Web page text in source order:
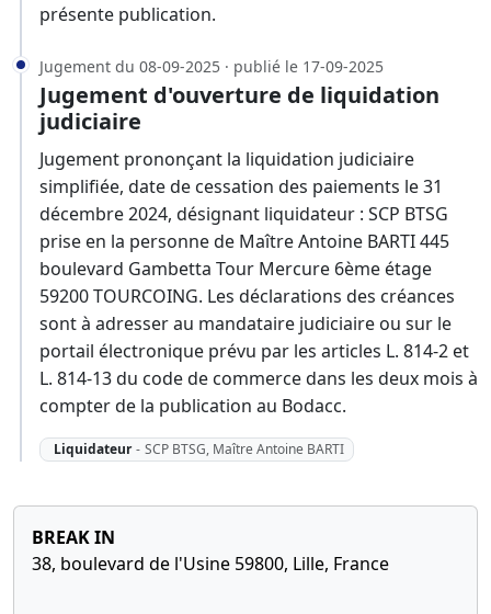
présente publication.
Jugement du 08-09-2025 · publié le 17-09-2025
Jugement d'ouverture de liquidation
judiciaire
Jugement prononçant la liquidation judiciaire
simplifiée, date de cessation des paiements le 31
décembre 2024, désignant liquidateur : SCP BTSG
prise en la personne de Maître Antoine BARTI 445
boulevard Gambetta Tour Mercure 6ème étage
59200 TOURCOING. Les déclarations des créances
sont à adresser au mandataire judiciaire ou sur le
portail électronique prévu par les articles L. 814-2 et
L. 814-13 du code de commerce dans les deux mois à
compter de la publication au Bodacc.
Liquidateur - SCP BTSG, Maître Antoine BARTI
BREAK IN
38, boulevard de l'Usine 59800, Lille, France